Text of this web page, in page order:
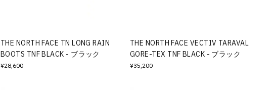
THE NORTH FACE TN LONG RAIN
BOOTS TNF BLACK - ブラック
¥28,600
THE NORTH FACE VECTIV TARAVAL
GORE-TEX TNF BLACK - ブラック
¥35,200